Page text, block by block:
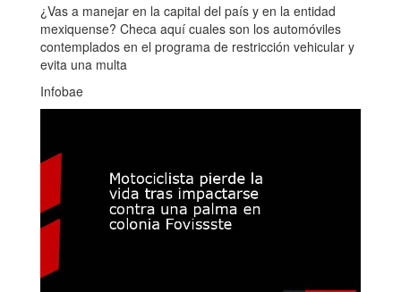
¿Vas a manejar en la capital del país y en la entidad
mexiquense? Checa aquí cuales son los automóviles
contemplados en el programa de restricción vehicular y
evita una multa
Infobae